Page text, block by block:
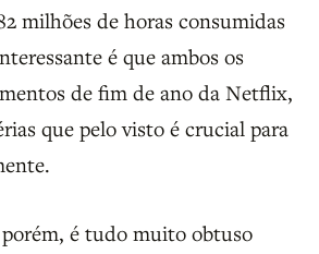
milhões de horas consumidas
é que ambos os
de fim de ano da Netflix,
que pelo visto é crucial para
porém, é tudo muito obtuso